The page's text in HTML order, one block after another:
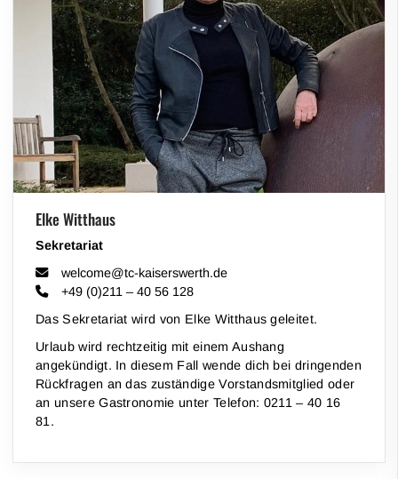
Elke Witthaus
Sekretariat
welcome@tc-kaiserswerth.de
+49 (0)211 – 40 56 128
Das Sekretariat wird von Elke Witthaus geleitet.
Urlaub wird rechtzeitig mit einem Aushang
angekündigt. In diesem Fall wende dich bei dringenden
Rückfragen an das zuständige Vorstandsmitglied oder
an unsere Gastronomie unter Telefon: 0211 – 40 16
81.